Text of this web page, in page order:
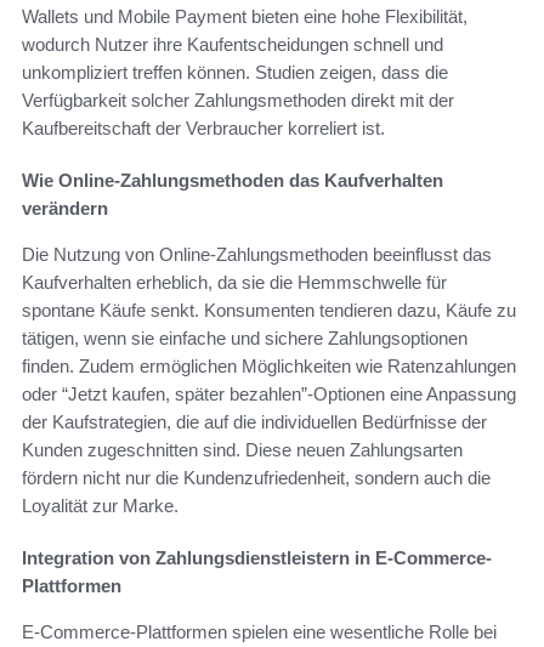
Wallets und Mobile Payment bieten eine hohe Flexibilität,
wodurch Nutzer ihre Kaufentscheidungen schnell und
unkompliziert treffen können. Studien zeigen, dass die
Verfügbarkeit solcher Zahlungsmethoden direkt mit der
Kaufbereitschaft der Verbraucher korreliert ist.
Wie Online-Zahlungsmethoden das Kaufverhalten
verändern
Die Nutzung von Online-Zahlungsmethoden beeinflusst das
Kaufverhalten erheblich, da sie die Hemmschwelle für
spontane Käufe senkt. Konsumenten tendieren dazu, Käufe zu
tätigen, wenn sie einfache und sichere Zahlungsoptionen
finden. Zudem ermöglichen Möglichkeiten wie Ratenzahlungen
oder “Jetzt kaufen, später bezahlen”-Optionen eine Anpassung
der Kaufstrategien, die auf die individuellen Bedürfnisse der
Kunden zugeschnitten sind. Diese neuen Zahlungsarten
fördern nicht nur die Kundenzufriedenheit, sondern auch die
Loyalität zur Marke.
Integration von Zahlungsdienstleistern in E-Commerce-
Plattformen
E-Commerce-Plattformen spielen eine wesentliche Rolle bei